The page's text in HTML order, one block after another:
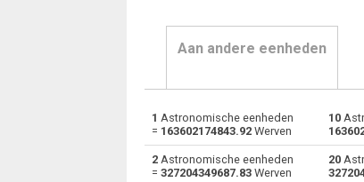
Aan andere eenheden
au Astronomische eenheden naar
au Astronomische eenheden naar
1 Astronomische eenheden
= 163602174843.92 Werven
10
2 Astronomische eenheden
= 327204349687.83 Werven
20